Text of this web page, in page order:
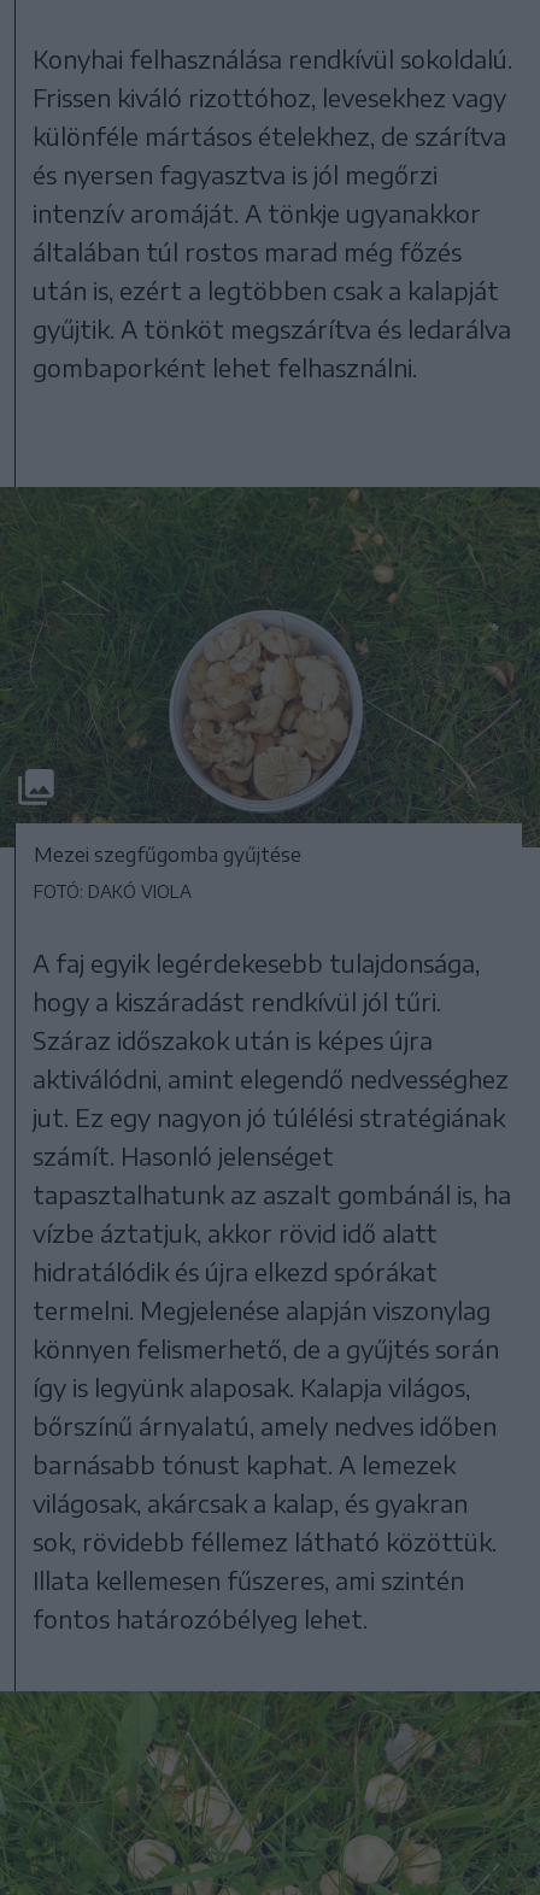
Konyhai felhasználása rendkívül sokoldalú.
Frissen kiváló rizottóhoz, levesekhez vagy
különféle mártásos ételekhez, de szárítva
és nyersen fagyasztva is jól megőrzi
intenzív aromáját. A tönkje ugyanakkor
általában túl rostos marad még főzés
után is, ezért a legtöbben csak a kalapját
gyűjtik. A tönköt megszárítva és ledarálva
gombaporként lehet felhasználni.
Mezei szegfűgomba gyűjtése
FOTÓ: DAKÓ VIOLA
A faj egyik legérdekesebb tulajdonsága,
hogy a kiszáradást rendkívül jól tűri.
Száraz időszakok után is képes újra
aktiválódni, amint elegendő nedvességhez
jut. Ez egy nagyon jó túlélési stratégiának
számít. Hasonló jelenséget
tapasztalhatunk az aszalt gombánál is, ha
vízbe áztatjuk, akkor rövid idő alatt
hidratálódik és újra elkezd spórákat
termelni. Megjelenése alapján viszonylag
könnyen felismerhető, de a gyűjtés során
így is legyünk alaposak. Kalapja világos,
bőrszínű árnyalatú, amely nedves időben
barnásabb tónust kaphat. A lemezek
világosak, akárcsak a kalap, és gyakran
sok, rövidebb féllemez látható közöttük.
Illata kellemesen fűszeres, ami szintén
fontos határozóbélyeg lehet.